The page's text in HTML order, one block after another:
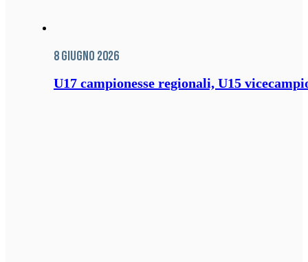
8 Giugno 2026
U17 campionesse regionali, U15